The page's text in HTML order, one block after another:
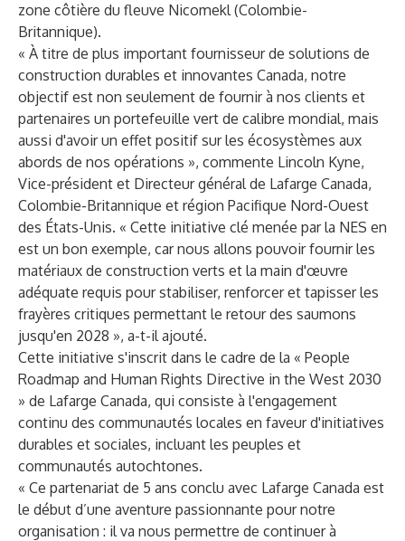
zone côtière du fleuve Nicomekl (Colombie-
Britannique).
« À titre de plus important fournisseur de solutions de
construction durables et innovantes Canada, notre
objectif est non seulement de fournir à nos clients et
partenaires un portefeuille vert de calibre mondial, mais
aussi d'avoir un effet positif sur les écosystèmes aux
abords de nos opérations », commente Lincoln Kyne,
Vice-président et Directeur général de Lafarge Canada,
Colombie-Britannique et région Pacifique Nord-Ouest
des États-Unis. « Cette initiative clé menée par la NES en
est un bon exemple, car nous allons pouvoir fournir les
matériaux de construction verts et la main d'œuvre
adéquate requis pour stabiliser, renforcer et tapisser les
frayères critiques permettant le retour des saumons
jusqu'en 2028 », a-t-il ajouté.
Cette initiative s'inscrit dans le cadre de la « People
Roadmap and Human Rights Directive in the West 2030
» de Lafarge Canada, qui consiste à l'engagement
continu des communautés locales en faveur d'initiatives
durables et sociales, incluant les peuples et
communautés autochtones.
« Ce partenariat de 5 ans conclu avec Lafarge Canada est
le début d’une aventure passionnante pour notre
organisation : il va nous permettre de continuer à